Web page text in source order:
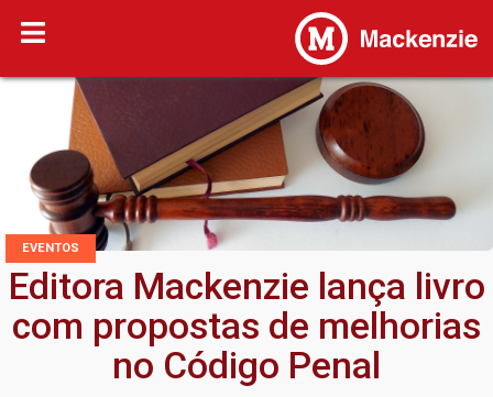
EVENTOS
Editora Mackenzie lança livro
com propostas de melhorias
no Código Penal